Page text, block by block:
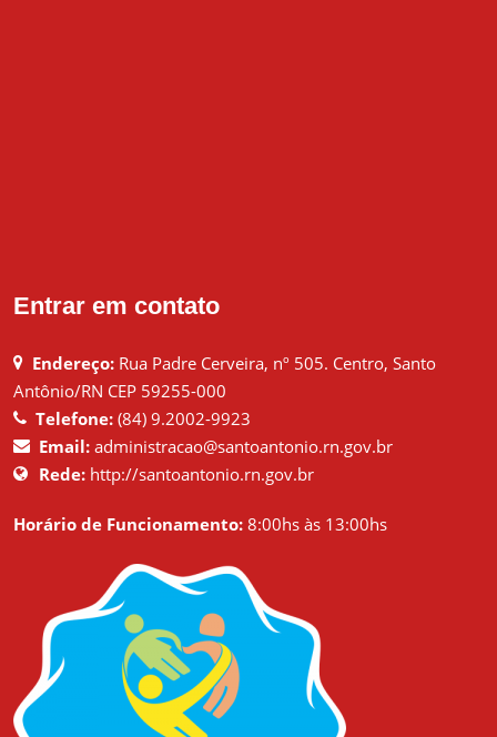
Entrar em contato
Endereço: Rua Padre Cerveira, nº 505. Centro, Santo
Antônio/RN CEP 59255-000
Telefone: (84) 9.2002-9923
Email: administracao@santoantonio.rn.gov.br
Rede: http://santoantonio.rn.gov.br
Horário de Funcionamento: 8:00hs às 13:00hs